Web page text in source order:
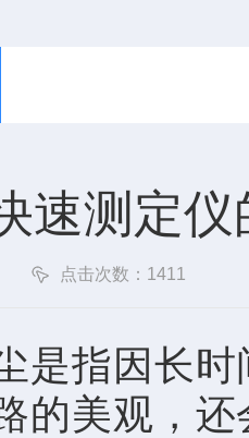
速测定
点击次数：1411
指因长时
的美观，